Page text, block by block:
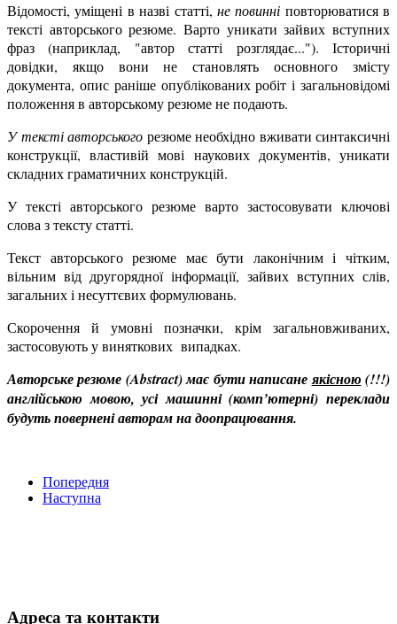
Відомості, уміщені в назві статті, не повинні повторюватися в
тексті авторського резюме. Варто уникати зайвих вступних
фраз (наприклад, "автор статті розглядає..."). Історичні
довідки, якщо вони не становлять основного змісту
документа, опис раніше опублікованих робіт і загальновідомі
положення в авторському резюме не подають.
У тексті авторського резюме необхідно вживати синтаксичні
конструкції, властивій мові наукових документів, уникати
складних граматичних конструкцій.
У тексті авторського резюме варто застосовувати ключові
слова з тексту статті.
Текст авторського резюме має бути лаконічним і чітким,
вільним від другорядної інформації, зайвих вступних слів,
загальних і несуттєвих формулювань.
Скорочення й умовні позначки, крім загальновживаних,
застосовують у виняткових випадках.
Авторське резюме (Abstract) має бути написанеякісною (!!!)
англійською мовою, усі машинні (комп’ютерні) переклади
будуть повернені авторам на доопрацювання.
Попередня
Наступна
Адреса та контакти